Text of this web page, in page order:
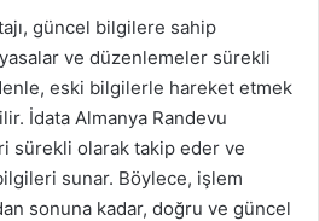
güncel bilgilere sahip
yasalar ve düzenlemeler sürekli
eski bilgilerle hareket etmek
İdata Almanya Randevu
sürekli olarak takip eder ve
sunar. Böylece, işlem
sonuna kadar, doğru ve güncel